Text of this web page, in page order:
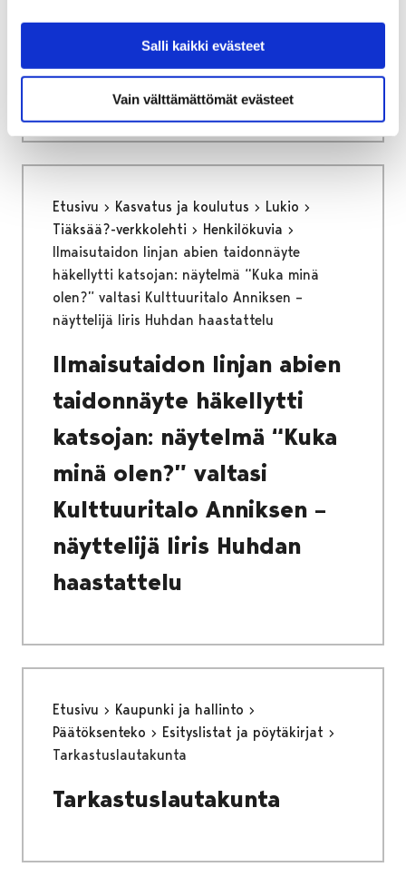
Salli kaikki evästeet
Vain välttämättömät evästeet
kirjailijavieraana Niilo
Sevänen
Etusivu Kasvatus ja koulutus
Lukio
Tiäksää?-verkkolehti
Henkilökuvia
Ilmaisutaidon linjan abien taidonnäyte
häkellytti katsojan: näytelmä “Kuka minä
olen?” valtasi Kulttuuritalo Anniksen –
näyttelijä Iiris Huhdan haastattelu
Ilmaisutaidon linjan abien
taidonnäyte häkellytti
katsojan: näytelmä “Kuka
minä olen?” valtasi
Kulttuuritalo Anniksen –
näyttelijä Iiris Huhdan
haastattelu
Etusivu
Kaupunki ja hallinto
Päätöksenteko
Esityslistat ja pöytäkirjat
Tarkastuslautakunta
Tarkastuslautakunta